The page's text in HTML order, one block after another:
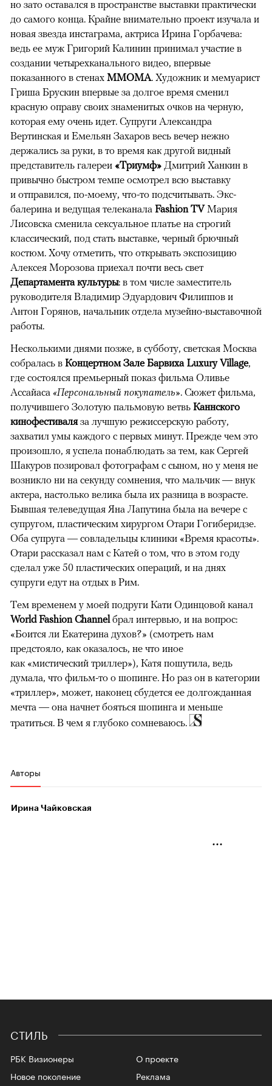
но зато оставался в пространстве выставки практически
до самого конца. Крайне внимательно проект изучала и
новая звезда инстаграма, актриса Ирина Горбачева:
ведь ее муж Григорий Калинин принимал участие в
создании четырехканального видео, впервые
показанного в стенах ММОМА. Художник и мемуарист
Гриша Брускин впервые за долгое время сменил
красную оправу своих знаменитых очков на черную,
которая ему очень идет. Супруги Александра
Вертинская и Емельян Захаров весь вечер нежно
держались за руки, в то время как другой видный
представитель галереи «Триумф» Дмитрий Ханкин в
привычно быстром темпе осмотрел всю выставку
и отправился, по-моему, что-то подсчитывать. Экс-
балерина и ведущая телеканала Fashion TVМария
Лисовска сменила сексуальное платье на строгий
классический, под стать выставке, черный брючный
костюм. Хочу отметить, что открывать экспозицию
Алексея Морозова приехал почти весь свет
Департамента культуры: в том числе заместитель
руководителя Владимир Эдуардович Филиппов и
Антон Горянов, начальник отдела музейно-выставочной
работы.
Несколькими днями позже, в субботу, светская Москва
собралась в ​ Концертном Зале Барвиха Luxury Village,
где состоялся премьерный показ фильма Оливье
Ассайаса «Персональный покупатель». Сюжет фильма,
получившего Золотую пальмовую ветвь Каннского
кинофестиваляза лучшую режиссерскую работу,
захватил умы каждого с первых минут. Прежде чем это
произошло, я успела понаблюдать за тем, как Сергей
Шакуров позировал фотографам с сыном, но у меня не
возникло ни на секунду сомнения, что мальчик — внук
актера, настолько велика была их разница в возрасте.
Бывшая телеведущая Яна Лапутина была на вечере с
супругом, пластическим хирургом Отари Гогиберидзе.
Оба супруга — совладельцы клиники «Время красоты».
Отари рассказал нам с Катей о том, что в этом году
сделал уже 50 пластических операций, и на днях
супруги едут на отдых в Рим.
Тем временем у моей подруги Кати Одинцовой канал
World Fashion Channelбрал интервью, и на вопрос:
«Боится ли Екатерина духов?» (смотреть нам
предстояло, как оказалось, не что иное
как «мистический триллер»), Катя пошутила, ведь
думала, что фильм-то о шопинге. Но раз он в категории
«триллер», может, наконец сбудется ее долгожданная
мечта — она начнет бояться шопинга и меньше
тратиться. В чем я глубоко сомневаюсь.
Авторы
Ирина Чайковская
СТИЛЬ
РБК Визионеры
Новое поколение
О проекте
Реклама